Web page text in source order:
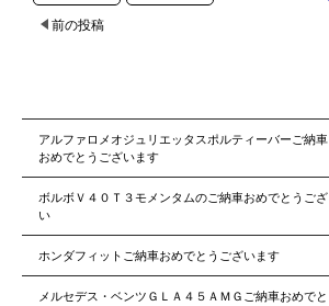
前の投稿
アルファロメオジュリエッタスポルティーバーご納車
おめでとうございます
ボルボＶ４０Ｔ３モメンタムのご納車おめでとうござ
い
ホンダフィットご納車おめでとうございます
メルセデス・ベンツＧＬＡ４５ＡＭＧご納車おめでと